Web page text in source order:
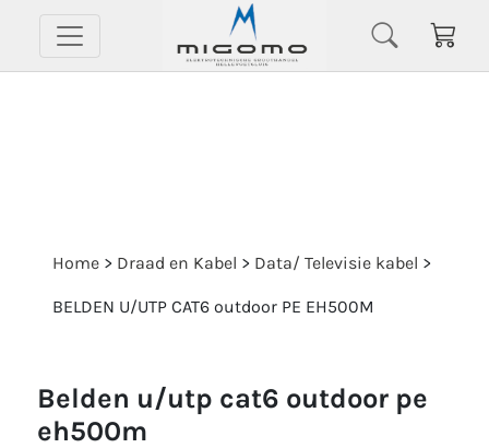
Home > Draad en Kabel > Data/ Televisie kabel >
BELDEN U/UTP CAT6 outdoor PE EH500M
belden u/utp cat6 outdoor pe
eh500m